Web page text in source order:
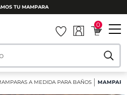
TU MAMPARA
0
A MEDIDA PARA BAÑOS